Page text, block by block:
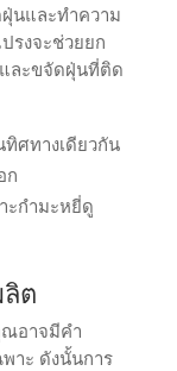
นและทำความ
รงจะช่วยยก
และขจัดฝุ่นที่ติด
ทิศทางเดียวกัน
ก
ะกำมะหยี่ดู
ต
อาจมีคำ
าะ ดังนั้นการ